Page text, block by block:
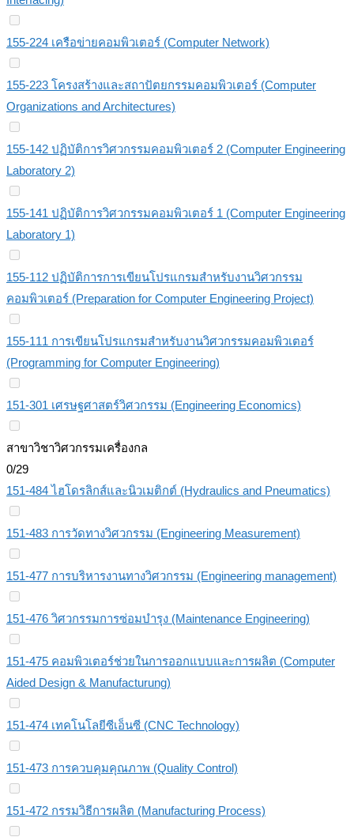
155-224 เครือข่ายคอมพิวเตอร์ (Computer Network)
155-223 โครงสร้างและสถาปัตยกรรมคอมพิวเตอร์ (Computer
Organizations and Architectures)
155-142 ปฏิบัติการวิศวกรรมคอมพิวเตอร์ 2 (Computer Engineering
Laboratory 2)
155-141 ปฏิบัติการวิศวกรรมคอมพิวเตอร์ 1 (Computer Engineering
Laboratory 1)
155-112 ปฏิบัติการการเขียนโปรแกรมสำหรับงานวิศวกรรม
คอมพิวเตอร์ (Preparation for Computer Engineering Project)
155-111 การเขียนโปรแกรมสำหรับงานวิศวกรรมคอมพิวเตอร์
(Programming for Computer Engineering)
151-301 เศรษฐศาสตร์วิศวกรรม (Engineering Economics)
สาขาวิชาวิศวกรรมเครื่องกล
0/29
151-484 ไฮโดรลิกส์และนิวเมติกต์ (Hydraulics and Pneumatics)
151-483 การวัดทางวิศวกรรม (Engineering Measurement)
151-477 การบริหารงานทางวิศวกรรม (Engineering management)
151-476 วิศวกรรมการซ่อมบํารุง (Maintenance Engineering)
151-475 คอมพิวเตอร์ช่วยในการออกแบบและการผลิต (Computer
Aided Design & Manufacturung)
151-474 เทคโนโลยีซีเอ็นซี (CNC Technology)
151-473 การควบคุมคุณภาพ (Quality Control)
151-472 กรรมวิธีการผลิต (Manufacturing Process)